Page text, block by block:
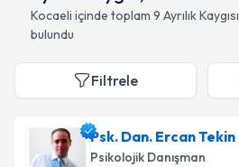
Kocaeli içinde toplam 9 Ayrılık Kaygısı
bulundu
Filtrele
Psk. Dan. Ercan Tekin
Psikolojik Danışman